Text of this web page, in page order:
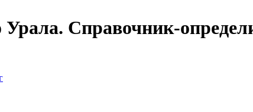
Справочник-